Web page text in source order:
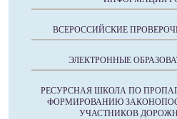
ВСЕРОССИЙСКИЕ
ЭЛЕКТРОННЫЕ
РЕСУРСНАЯ ШКОЛА ПО
ФОРМИРОВАНИЮ
УЧАСТНИКОВ